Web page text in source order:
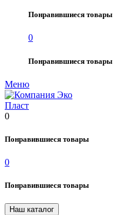
Понравившиеся товары
0
Понравившиеся товары
Меню
0
Понравившиеся товары
0
Понравившиеся товары
Наш каталог